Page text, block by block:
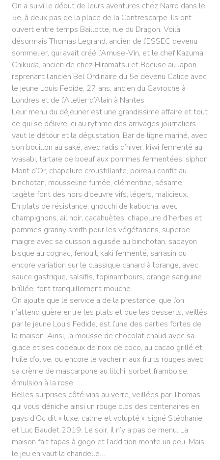
On a suivi le début de leurs aventures chez Narro dans le
5e, à deux pas de la place de la Contrescarpe. Ils ont
ouvert entre temps Baillotte, rue du Dragon. Voilà
désormais Thomas Legrand, ancien de l’ESSEC devenu
sommelier, qui avait créé l’Amuse-Vin, et le chef Kazuma
Chikuda, ancien de chez Hiramatsu et Bocuse au Japon,
reprenant l’ancien Bel Ordinaire du 5e devenu Calice avec
le jeune Louis Fedide, 27 ans, ancien du Gavroche à
Londres et de l’Atelier d’Alain à Nantes.
Leur menu du déjeuner est une grandissime affaire et tout
ce qui se délivre ici au rythme des arrivages journaliers
vaut le détour et la dégustation. Bar de ligne mariné, avec
son bouillon au saké, avec radis d’hiver, kiwi fermenté au
wasabi, tartare de boeuf aux pommes fermentées, siphon
Mont d’Or, chapelure croustillante, poireau confit au
binchotan, mousseline fumée, clémentine, sésame,
tagète font des hors d’oeuvre vifs, légers, malicieux.
En plats de résistance, gnocchi de kabocha, avec
champignons, ail noir, cacahuètes, chapelure d’herbes et
pommes granny smith pour les végétariens, superbe
maigre avec sa cuisson aiguisée au binchotan, sabayon
bisque au cognac, fenouil, kaki fermenté, sarrasin ou
encore variation sur le classique canard à l’orange, avec
sauce gastrique, salsifis, topinambours, orange sanguine
brûlée, font tranquillement mouche.
On ajoute que le service a de la prestance, que l’on
n’attend guère entre les plats et que les desserts, veillés
par le jeune Louis Fedide, est l’une des parties fortes de
la maison. Ainsi, la mousse de chocolat chaud avec sa
glace et ses copeaux de noix de coco, au cacao grillé et
huile d’olive, ou encore le vacherin aux fruits rouges avec
sa crème de mascarpone au litchi, sorbet framboise,
émulsion à la rose.
Belles surprises côté vins au verre, veillées par Thomas
qui vous déniche ainsi un rouge clos des centenaires en
pays d’Oc dit « luxe, calme et volupté », signé Stéphanie
et Luc Baudet 2019. Le soir, il n’y a pas de menu. La
maison fait tapas à gogo et l’addition monte un peu. Mais
le jeu en vaut la chandelle…